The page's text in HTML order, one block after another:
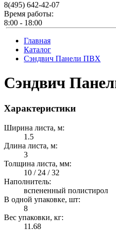
8(495) 642-42-07
Время работы:
8:00 - 18:00
Главная
Каталог
Сэндвич Панели ПВХ
Сэндвич
Характеристики
Ширина листа, м:
1.5
Длина листа, м:
3
Толщина листа, мм:
10 / 24 / 32
Наполнитель:
вспененный полистирол
В одной упаковке, шт:
8
Вес упаковки, кг:
11.68